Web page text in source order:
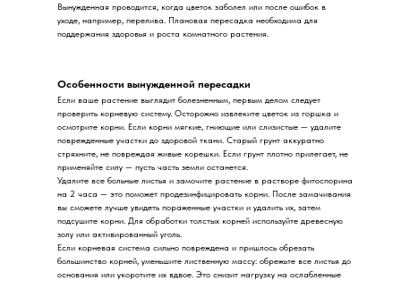
Вынужденная проводится, когда цветок заболел или после ошибок в
уходе, например, перелива. Плановая пересадка необходима для
поддержания здоровья и роста комнатного растения.
Особенности вынужденной пересадки
Если ваше растение выглядит болезненным, первым делом следует
проверить корневую систему. Осторожно извлеките цветок из горшка и
осмотрите корни. Если корни мягкие, гниющие или слизистые — удалите
поврежденные участки до здоровой ткани. Старый грунт аккуратно
стряхните, не повреждая живые корешки. Если грунт плотно прилегает, не
применяйте силу — пусть часть земли останется.
Удалите все больные листья и замочите растение в растворе фитоспорина
на 2 часа — это поможет продезинфицировать корни. После замачивания
вы сможете лучше увидеть пораженные участки и удалить их, затем
подсушите корни. Для обработки толстых корней используйте древесную
золу или активированный уголь.
Если корневая система сильно повреждена и пришлось обрезать
большинство корней, уменьшите лиственную массу: обрежьте все листья до
основания или укоротите их вдвое. Это снизит нагрузку на ослабленные